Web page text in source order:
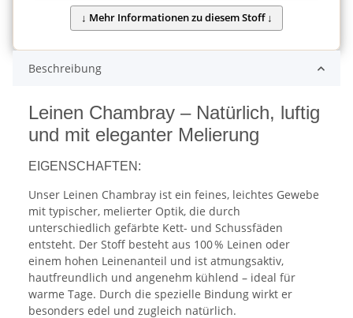
Beschreibung
Leinen Chambray – Natürlich, luftig
und mit eleganter Melierung
EIGENSCHAFTEN:
Unser Leinen Chambray ist ein feines, leichtes Gewebe
mit typischer, melierter Optik, die durch
unterschiedlich gefärbte Kett- und Schussfäden
entsteht. Der Stoff besteht aus 100 % Leinen oder
einem hohen Leinenanteil und ist atmungsaktiv,
hautfreundlich und angenehm kühlend – ideal für
warme Tage. Durch die spezielle Bindung wirkt er
besonders edel und zugleich natürlich.